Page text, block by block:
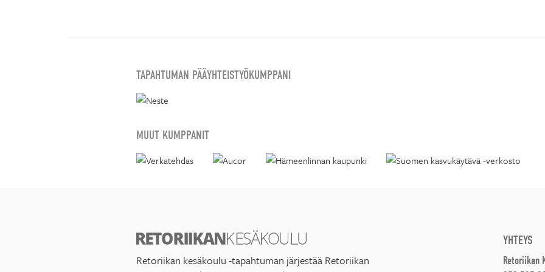
TAPAHTUMAN PÄÄYHTEISTYÖKUMPPANI
MUUT KUMPPANIT
Retoriikan kesäkoulu -tapahtuman järjestää Retoriikan
YHTEYS
Retoriikan